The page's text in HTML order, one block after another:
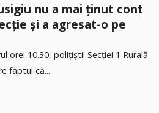
nu a mai ținut cont
și a agresat-o pe
orei 10.30, polițiștii Secției 1 Rurală
faptul că...